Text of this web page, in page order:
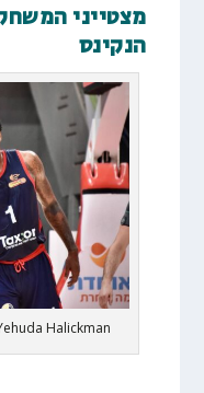
מצטייני
הנקינס
Halickman